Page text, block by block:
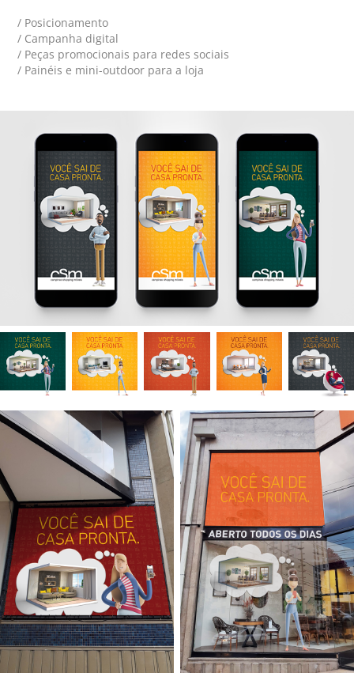
/ Posicionamento
/ Campanha digital
/ Peças promocionais para redes sociais
/ Painéis e mini-outdoor para a loja